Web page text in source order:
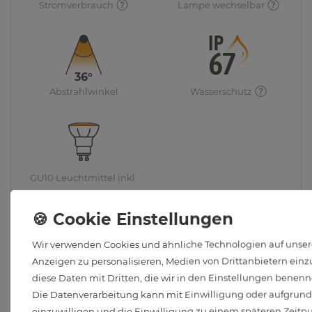
Stromverbrauch Lampe wechselbar
36°
Abstrahlwinkel Wasserschutz
GU10 Leuchtmittel inkl.
Wir verwenden Cookies und ähnliche Technologien auf
Anzeigen zu personalisieren, Medien von Drittanbietern
diese Daten mit Dritten, die wir in den Einstellungen
Die Datenverarbeitung kann mit Einwilligung oder